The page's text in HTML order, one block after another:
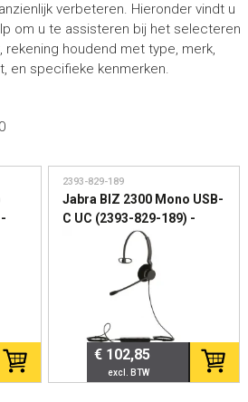
verbeteren. Hieronder vindt u
om u te assisteren bij het selecteren
houdend met type, merk,
en specifieke kenmerken.
2393-829-189
Jabra BIZ 2300 Mono USB-
C UC (2393-829-189) -
Professionele USB-C
contactcenter headset
€ 102,85